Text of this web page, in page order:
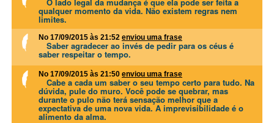
qualquer momento da vida. Não existem regras nem
limites.
No 17/09/2015 às 21:52 enviou uma frase
Saber agradecer ao invés de pedir para os céus é
saber respeitar o tempo.
No 17/09/2015 às 21:50 enviou uma frase
Cabe a cada um saber o seu tempo certo para tudo. Na
dúvida, pule do muro. Você pode se quebrar, mas
durante o pulo não terá sensação melhor que a
expectativa de uma nova vida. A imprevisibilidade é o
alimento da alma.